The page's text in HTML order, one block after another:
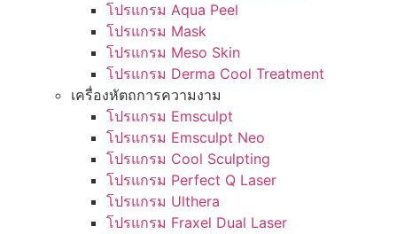
โปรแกรม Aqua Peel
โปรแกรม Mask
โปรแกรม Meso Skin
โปรแกรม Derma Cool Treatment
เครื่องหัตถการความงาม
โปรแกรม Emsculpt
โปรแกรม Emsculpt Neo
โปรแกรม Cool Sculpting
โปรแกรม Perfect Q Laser
โปรแกรม Ulthera
โปรแกรม Fraxel Dual Laser